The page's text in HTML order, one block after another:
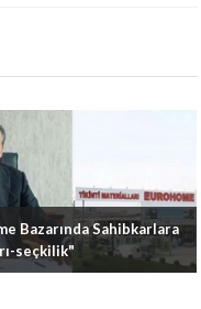
Bazarında Sahibkarlara
seçkilik"